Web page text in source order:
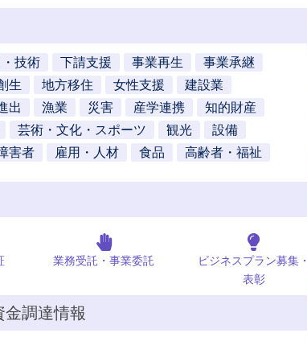
技術 下請支援 事業再生
事業承継
生 地方移住 女性支援
建設業
出 漁業 災害 産学連携
知的財産
芸術・文化・スポーツ 観光
設備
害者 雇用・人材 食品 高齢者・福祉
業務受託・事業委託
ビジネスプラン募集・
表彰
調達情報